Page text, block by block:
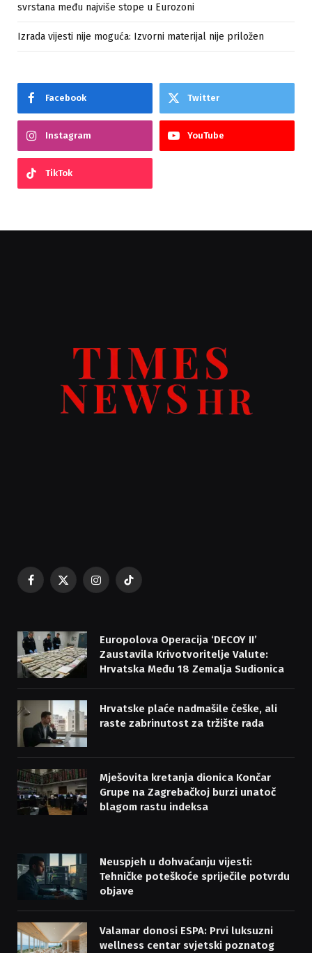
svrstana među najviše stope u Eurozoni
Izrada vijesti nije moguća: Izvorni materijal nije priložen
Facebook Twitter
Instagram YouTube
TikTok
Facebook
X
Instagram
TikTok
Europolova Operacija ‘DECOY II’
Zaustavila Krivotvoritelje Valute:
Hrvatska Među 18 Zemalja Sudionica
Hrvatske plaće nadmašile češke, ali
raste zabrinutost za tržište rada
Mješovita kretanja dionica Končar
Grupe na Zagrebačkoj burzi unatoč
blagom rastu indeksa
Neuspjeh u dohvaćanju vijesti:
Tehničke poteškoće spriječile potvrdu
objave
Valamar donosi ESPA: Prvi luksuzni
wellness centar svjetski poznatog